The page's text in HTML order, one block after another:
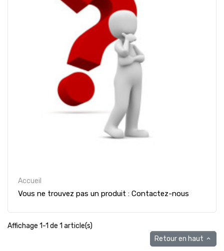
Accueil
Vous ne trouvez pas un produit : Contactez-nous
Affichage 1-1 de 1 article(s)
Retour en haut 